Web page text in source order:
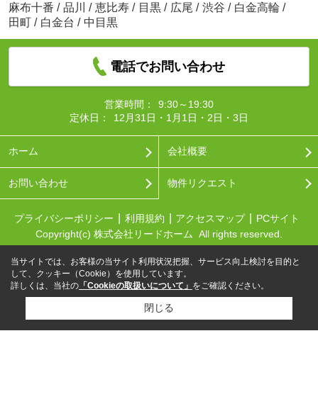
麻布十番 / 品川 / 恵比寿 / 目黒 / 広尾 / 渋谷 / 白金高輪 /
田町 / 白金台 / 中目黒
電話でお問い合わせ
営業時間：
9:30～19:30
定休日：
12月31日・1月1日・2日・3日
ホーム 会社概要
お問い合わせ 物件リクエスト
プライバシーポリシー 利用規約 アクセスマップ
PCサイト
Copyright(c) 株式会社リードホーム All rights reserved.
当サイトでは、お客様の当サイト利用状況把握、サービス向上検討を目的と
して、クッキー（Cookie）を使用しています。
詳しくは、当社の 「Cookieの取扱いについて」 をご確認ください。
閉じる